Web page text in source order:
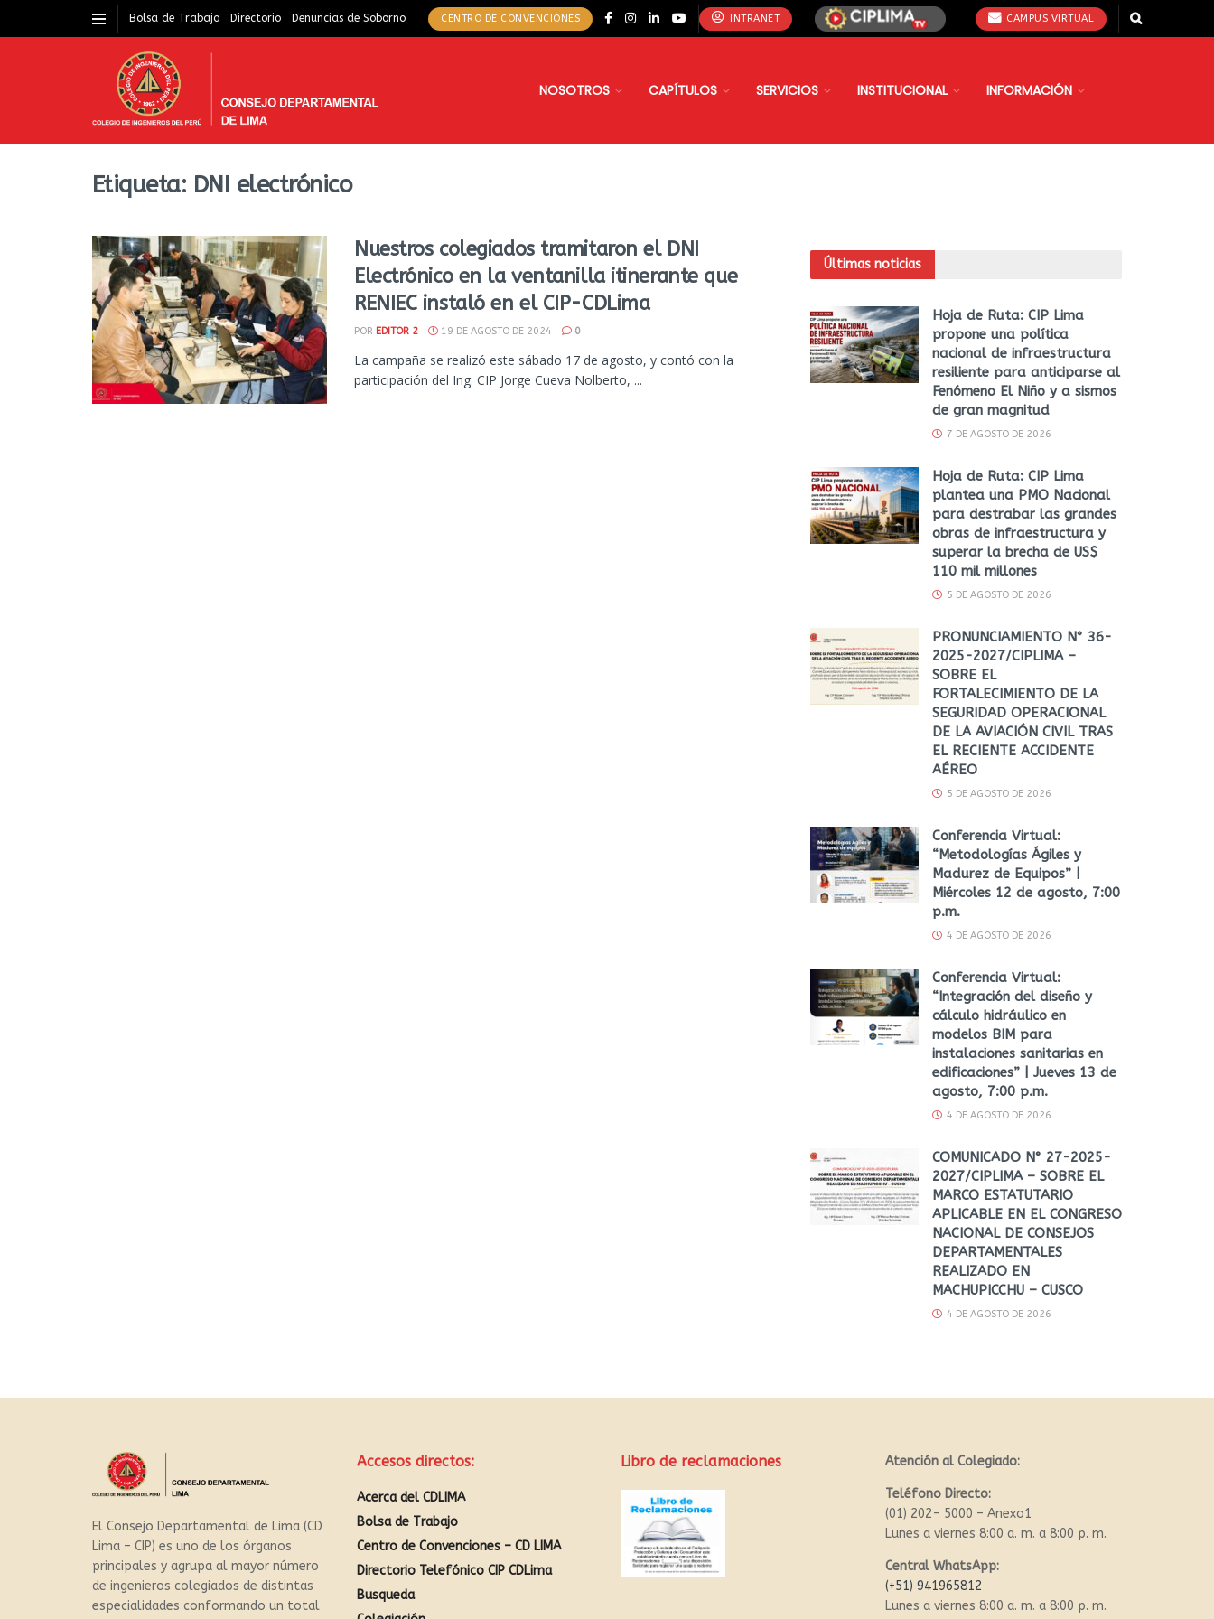
Bolsa de Trabajo Directorio Denuncias de Soborno CENTRO DE CONVENCIONES INTRANET CAMPUS VIRTUAL
NOSOTROS CAPÍTULOS SERVICIOS INSTITUCIONAL INFORMACIÓN
Etiqueta: DNI electrónico
Nuestros colegiados tramitaron el DNI
Electrónico en la ventanilla itinerante que
RENIEC instaló en el CIP-CDLima
POR EDITOR 2 19 DE AGOSTO DE 2024 0
La campaña se realizó este sábado 17 de agosto, y contó con la
participación del Ing. CIP Jorge Cueva Nolberto, ...
Últimas noticias
Hoja de Ruta: CIP Lima
propone una política
nacional de infraestructura
resiliente para anticiparse al
Fenómeno El Niño y a sismos
de gran magnitud
7 DE AGOSTO DE 2026
Hoja de Ruta: CIP Lima
plantea una PMO Nacional
para destrabar las grandes
obras de infraestructura y
superar la brecha de US$
110 mil millones
5 DE AGOSTO DE 2026
PRONUNCIAMIENTO N° 36-
2025-2027/CIPLIMA –
SOBRE EL
FORTALECIMIENTO DE LA
SEGURIDAD OPERACIONAL
DE LA AVIACIÓN CIVIL TRAS
EL RECIENTE ACCIDENTE
AÉREO
5 DE AGOSTO DE 2026
Conferencia Virtual:
“Metodologías Ágiles y
Madurez de Equipos” |
Miércoles 12 de agosto, 7:00
p.m.
4 DE AGOSTO DE 2026
Conferencia Virtual:
“Integración del diseño y
cálculo hidráulico en
modelos BIM para
instalaciones sanitarias en
edificaciones” | Jueves 13 de
agosto, 7:00 p.m.
4 DE AGOSTO DE 2026
COMUNICADO N° 27-2025-
2027/CIPLIMA – SOBRE EL
MARCO ESTATUTARIO
APLICABLE EN EL CONGRESO
NACIONAL DE CONSEJOS
DEPARTAMENTALES
REALIZADO EN
MACHUPICCHU – CUSCO
4 DE AGOSTO DE 2026
El Consejo Departamental de Lima (CD
Lima – CIP) es uno de los órganos
principales y agrupa al mayor número
de ingenieros colegiados de distintas
especialidades conformando un total
Accesos directos:
Acerca del CDLIMA
Bolsa de Trabajo
Centro de Convenciones – CD LIMA
Directorio Telefónico CIP CDLima
Busqueda
Libro de reclamaciones Atención al Colegiado:
Teléfono Directo:
(01) 202- 5000 – Anexo1
Lunes a viernes 8:00 a. m. a 8:00 p. m.
Central WhatsApp:
(+51) 941965812
Lunes a viernes 8:00 a. m. a 8:00 p. m.